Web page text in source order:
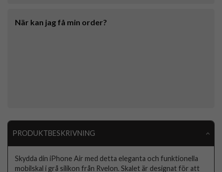
När kan jag få min order?
PRODUKTBESKRIVNING
Skydda din iPhone Air med detta eleganta och funktionella
mobilskal i grå silikon från Rvelon. Skalet är designat för att